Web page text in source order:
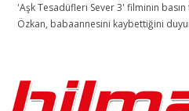
'Aşk Tesadüfleri Sever 3' filminin
Özkan, babaannesini kaybettiğini